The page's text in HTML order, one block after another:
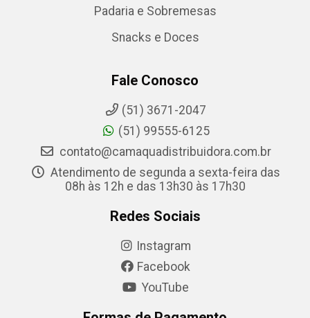
Padaria e Sobremesas
Snacks e Doces
Fale Conosco
(51) 3671-2047
(51) 99555-6125
contato@camaquadistribuidora.com.br
Atendimento de segunda a sexta-feira das
08h às 12h e das 13h30 às 17h30
Redes Sociais
Instagram
Facebook
YouTube